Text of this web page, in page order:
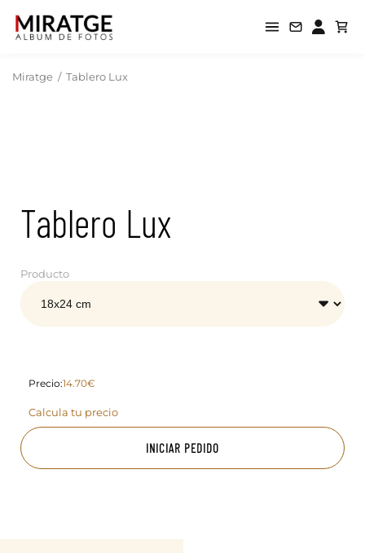
Miratge / Tablero Lux
Tablero Lux
Producto
Precio:14.70€
Calcula tu precio
INICIAR PEDIDO